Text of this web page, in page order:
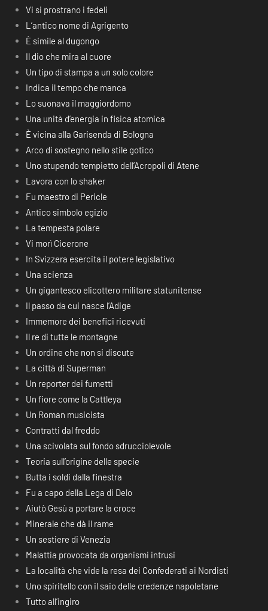
Vi si prostrano i fedeli
L’antico nome di Agrigento
È simile al dugongo
Il dio che mira al cuore
Un tipo di stampa a un solo colore
Indica il tempo che manca
Lo suonava il maggiordomo
Una unità d’energia in fisica atomica
È vicina alla Garisenda di Bologna
Arco di sostegno nello stile gotico
Uno stupendo tempietto dell’Acropoli di Atene
Lavora con lo shaker
Fu maestro di Pericle
Antico simbolo egizio
La tempesta polare
Vi morì Cicerone
In Svizzera esercita il potere legislativo
Una scienza
Un gigantesco elicottero militare statunitense
Il passo da cui nasce l’Adige
Immemore dei benefici ricevuti
Il re di tutte le montagne
Un ordine che non si discute
La città di Superman
Un reporter dei fumetti
Un fiore come la Cattleya
Un Roman musicista
Contratti dal freddo
Una scivolata sul fondo sdrucciolevole
Teoria sull’origine delle specie
Butta i soldi dalla finestra
Fu a capo della Lega di Delo
Aiutò Gesù a portare la croce
Minerale che dà il rame
Un sestiere di Venezia
Malattia provocata da organismi intrusi
La località che vide la resa dei Confederati ai Nordisti
Uno spiritello con il saio delle credenze napoletane
Tutto all’ingiro